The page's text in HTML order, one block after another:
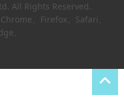
All Rights Reserved.
、Firefox、Safari、
。